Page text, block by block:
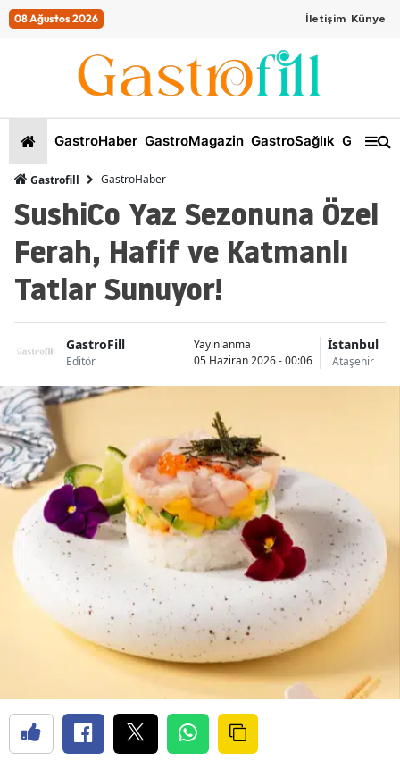
08 Ağustos 2026 İletişim Künye
GastroHaber GastroMagazin GastroSağlık
Gastrofill GastroHaber
SushiCo Yaz Sezonuna Özel
Ferah, Hafif ve Katmanlı
Tatlar Sunuyor!
GastroFill
Editör
Yayınlanma
05 Haziran 2026 - 00:06
İstanbul
Ataşehir